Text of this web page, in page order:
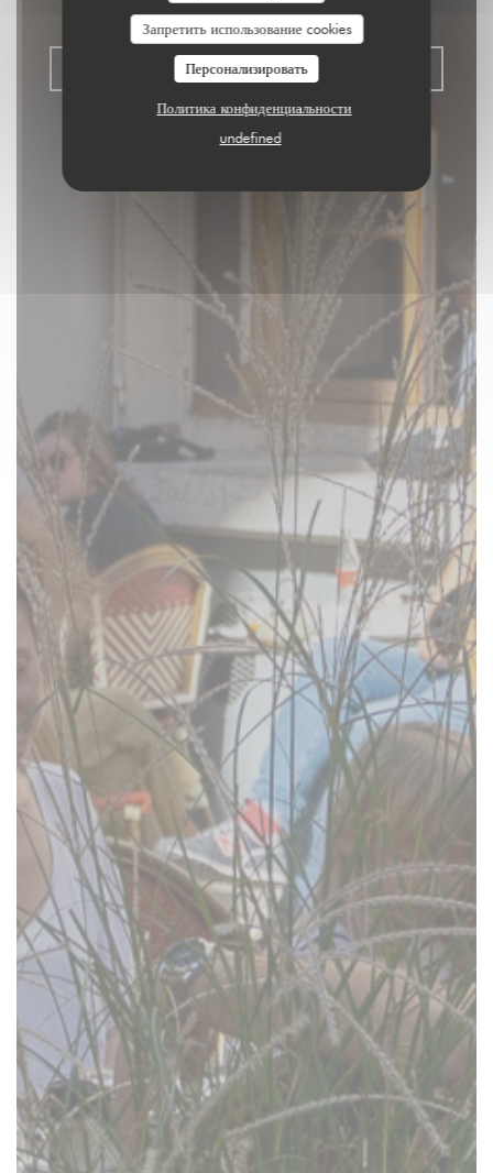
Запретить использование cookies
Персонализировать
Политика конфиденциальности
undefined
RISTORANTE - БИСТРО - БАР
ЗАБРОНИРОВАТЬ СТОЛИК